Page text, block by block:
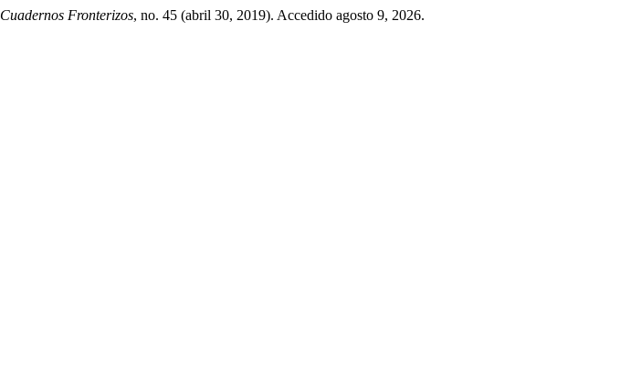
Cuadernos Fronterizos, no. 45 (abril 30, 2019). Accedido agosto 9, 2026.